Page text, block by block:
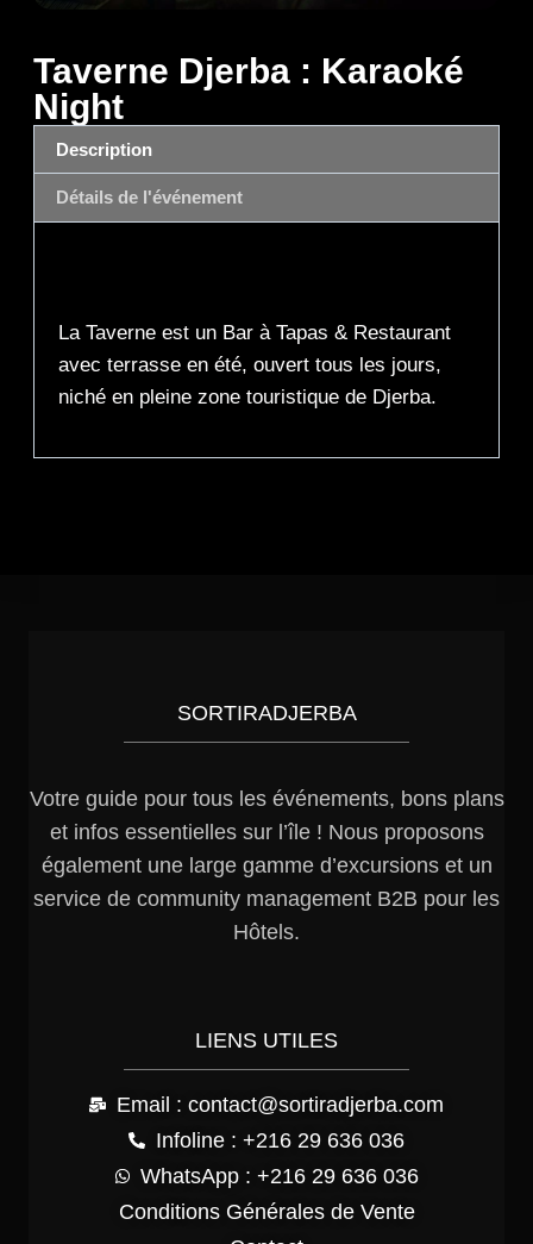
Taverne Djerba : Karaoké
Night
Description
Détails de l'événement
La Taverne est un Bar à Tapas & Restaurant
avec terrasse en été, ouvert tous les jours,
niché en pleine zone touristique de Djerba.
SORTIRADJERBA
Votre guide pour tous les événements, bons plans
et infos essentielles sur l’île ! Nous proposons
également une large gamme d’excursions et un
service de community management B2B pour les
Hôtels.
LIENS UTILES
Email : contact@sortiradjerba.com
Infoline : +216 29 636 036
WhatsApp : +216 29 636 036
Conditions Générales de Vente